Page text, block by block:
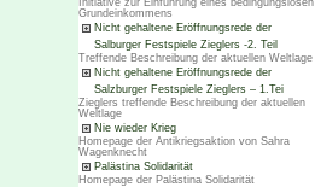
Initiative zur Einführung eines bedingungslosen
Grundeinkommens
Nicht gehaltene Eröffnungsrede der
Salburger Festspiele Zieglers -2. Teil
Treffende Beschreibung der aktuellen Weltlage
Nicht gehaltene Eröffnungsrede der
Salzburger Festspiele Zieglers – 1.Tei
Zieglers treffende Beschreibung der aktuellen
Weltlage
Nie wieder Krieg
Homepage der Antikriegsaktion von Sahra
Wagenknecht
Palästina Solidarität
Homepage der Palästina Solidarität